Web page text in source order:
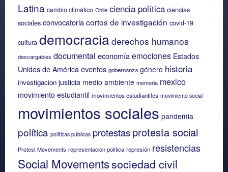
Latina cambio climático Chile ciencia política ciencias
sociales convocatoriacortos de investigación covid-19
cultura democracia derechos humanos
descargables documental economíaemociones Estados
Unidos de América eventos gobernanza género historia
investigacion justicia medio ambiente memoria mexico
movimiento estudiantil movimientos estudiantiles movimiento social
movimientos sociales pandemia
política políticas públicas protestasprotesta social
Protest Movements representación política represión resistencias
Social Movementssociedad civil